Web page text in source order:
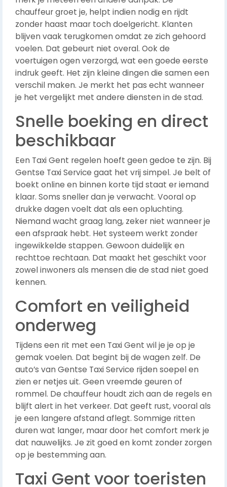
chauffeur groet je, helpt indien nodig en rijdt
zonder haast maar toch doelgericht. Klanten
blijven vaak terugkomen omdat ze zich gehoord
voelen. Dat gebeurt niet overal. Ook de
voertuigen ogen verzorgd, wat een goede eerste
indruk geeft. Het zijn kleine dingen die samen een
verschil maken. Je merkt het pas echt wanneer
je het vergelijkt met andere diensten in de stad.
Snelle boeking en direct
beschikbaar
Een Taxi Gent regelen hoeft geen gedoe te zijn. Bij
Gentse Taxi Service gaat het vrij simpel. Je belt of
boekt online en binnen korte tijd staat er iemand
klaar. Soms sneller dan je verwacht. Vooral op
drukke dagen voelt dat als een opluchting.
Niemand wacht graag lang, zeker niet wanneer je
een afspraak hebt. Het systeem werkt zonder
ingewikkelde stappen. Gewoon duidelijk en
rechttoe rechtaan. Dat maakt het geschikt voor
zowel inwoners als mensen die de stad niet goed
kennen.
Comfort en veiligheid
onderweg
Tijdens een rit met een Taxi Gent wil je je op je
gemak voelen. Dat begint bij de wagen zelf. De
auto’s van Gentse Taxi Service rijden soepel en
zien er netjes uit. Geen vreemde geuren of
rommel. De chauffeur houdt zich aan de regels en
blijft alert in het verkeer. Dat geeft rust, vooral als
je een langere afstand aflegt. Sommige ritten
duren wat langer, maar door het comfort merk je
dat nauwelijks. Je zit goed en komt zonder zorgen
op je bestemming aan.
Taxi Gent voor toeristen